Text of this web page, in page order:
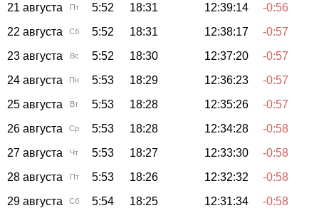
21 августа
Пт 5:52 18:31 12:39:14
-0:56
22 августа
Сб 5:52 18:31 12:38:17
-0:57
23 августа
Вс 5:52 18:30 12:37:20
-0:57
24 августа
Пн 5:53 18:29 12:36:23
-0:57
25 августа
Вт 5:53 18:28 12:35:26
-0:57
26 августа
Ср 5:53 18:28 12:34:28
-0:58
27 августа
Чт 5:53 18:27 12:33:30
-0:58
28 августа
Пт 5:53 18:26 12:32:32
-0:58
29 августа
Сб 5:54 18:25 12:31:34 -0:58